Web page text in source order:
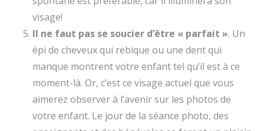
visage!
Il ne faut pas se soucier d’être « parfait ». Un
épi de cheveux qui rebique ou une dent qui
manque montrent votre enfant tel qu’il est à ce
moment-là. Or, c’est ce visage actuel que vous
aimerez observer à l’avenir sur les photos de
votre enfant. Le jour de la séance photo, des